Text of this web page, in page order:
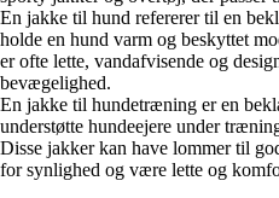
En jakke til hund refererer til en
holde en hund varm og beskyttet
er ofte lette, vandafvisende og
bevægelighed.
En jakke til hundetræning er en
understøtte hundeejere under
Disse jakker kan have lommer til
for synlighed og være lette og